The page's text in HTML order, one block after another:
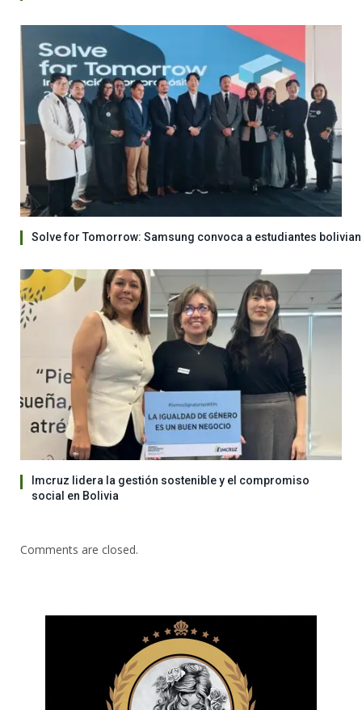
Solve for Tomorrow: Samsung convoca a estudiantes
Imcruz lidera la gestión sostenible y el compromiso
social en Bolivia
Comments are closed.